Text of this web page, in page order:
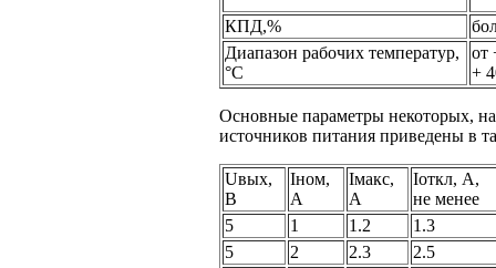
КПД,%
Диапазон рабочих температур,
°С
от
+
Основные параметры некоторых,
источников питания приведены в
Uвых,
В
Iном,
А
Iмакс,
А
Iоткл, А,
не менее
5
1 1.2
1.3
5
2 2.3
2.5